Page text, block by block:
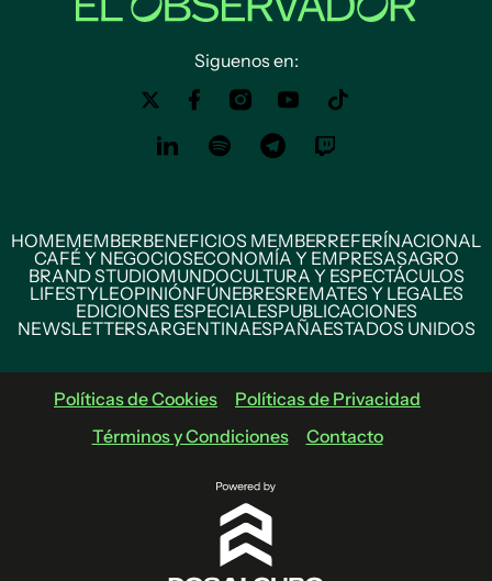
Siguenos en:
HOMEMEMBERBENEFICIOS MEMBERREFERÍNACIONAL
CAFÉ Y NEGOCIOSECONOMÍA Y EMPRESASAGRO
BRAND STUDIOMUNDOCULTURA Y ESPECTÁCULOS
LIFESTYLEOPINIÓNFÚNEBRESREMATES Y LEGALES
EDICIONES ESPECIALESPUBLICACIONES
NEWSLETTERSARGENTINAESPAÑAESTADOS UNIDOS
Políticas de Cookies
Políticas de Privacidad
Términos y Condiciones
Contacto